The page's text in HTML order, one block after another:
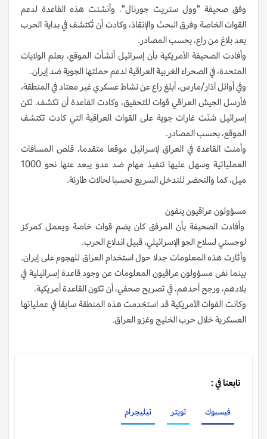
وفق صحيفة "وول ستريت جورنال". وأنشئت هذه القاعدة لدعم
القوات الخاصة وفرق البحث والإنقاذ، وكادت أن تُكتشف في بداية الحرب
بعد بلاغ من راع، بحسب المصادر.
وأفادت الصحيفة الأمريكية بأن إسرائيل أنشأت الموقع، بعلم الولايات
المتحدة، في الصحراء الغربية العراقية لدعم حملتها الجوية ضد إيران.
وفي أوائل آذار/مارس، أبلغ راع عن نشاط عسكري غير معتاد في المنطقة،
فأرسل الجيش العراقي قوات للتحقيق، وكادت القاعدة أن تكشف. لكن
إسرائيل شنّت غارات جوية على القوات العراقية التي كادت تكتشف
الموقع، بحسب المصادر.
وأمنت القاعدة في العراق لإسرائيل موقعا متقدما، قلص المسافات
العملياتية وسهل عليها تنفيذ مهام ضد عدو يبعد عنها نحو 1000
ميل، كما والتحضر للتدخل السريع تحسبا لحالات طارئة.
مسؤولون عراقيون ينفون
وأفادت الصحيفة بأن المرفق كان يضم قوات خاصة ويعمل كمركز
لوجستي لسلاح الجو الإسرائيلي، قبيل اندلاع الحرب.
وأثارت هذه المعلومات جدلا حول استخدام العراق للهجوم على إيران.
بينما نفى مسؤولون عراقيون المعلومات عن وجود قاعدة إسرائيلية في
بلادهم، ورجح أحدهم، في تصريح صحفي، أن تكون القاعدة أمريكية.
وكانت القوات الأمريكية قد استخدمت هذه المنطقة سابقا في عملياتها
العسكرية خلال حرب الخليج وغزو العراق.
تابعنا في :
فيسبوك تويتر تيليجرام